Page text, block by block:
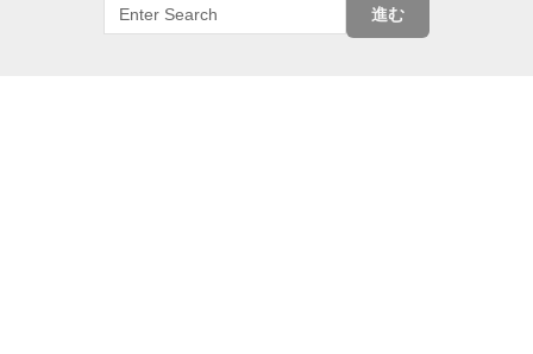
進む